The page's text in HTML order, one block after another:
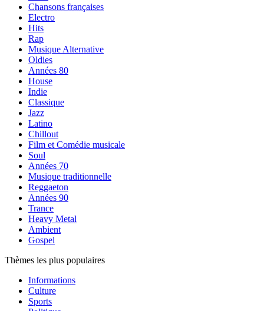
Chansons françaises
Electro
Hits
Rap
Musique Alternative
Oldies
Années 80
House
Indie
Classique
Jazz
Latino
Chillout
Film et Comédie musicale
Soul
Années 70
Musique traditionnelle
Reggaeton
Années 90
Trance
Heavy Metal
Ambient
Gospel
Thèmes les plus populaires
Informations
Culture
Sports